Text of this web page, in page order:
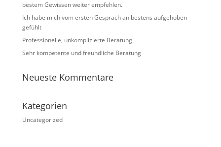
bestem Gewissen weiter empfehlen.
Ich habe mich vom ersten Gespräch an bestens aufgehoben
gefühlt
Professionelle, unkomplizierte Beratung
Sehr kompetente und freundliche Beratung
Neueste Kommentare
Kategorien
Uncategorized